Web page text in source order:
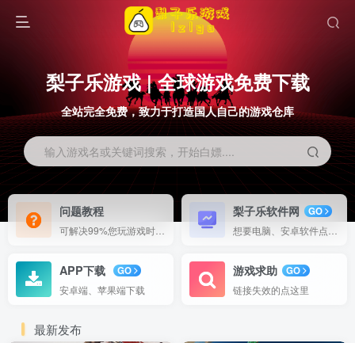
梨子乐游戏 | 全球游戏免费下载
全站完全免费，致力于打造国人自己的游戏仓库
输入游戏名或关键词搜索，开始白嫖....
问题教程 梨子乐软件网
GO
APP下载
GO
安卓端、苹果端下载
游戏求助
GO
链接失效的点这里
最新发布